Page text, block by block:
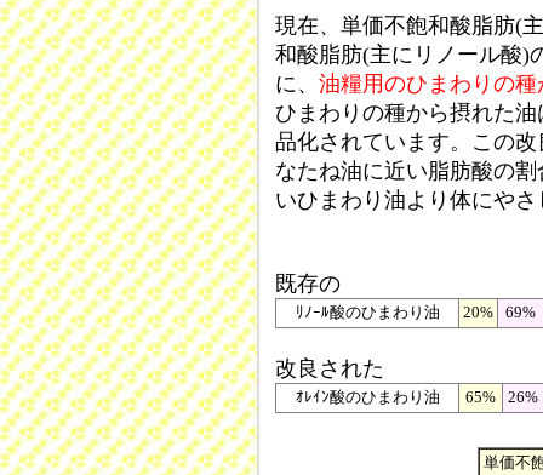
現在、単価不飽和酸脂肪(
和酸脂肪(主にリノール酸)
に、 油糧用のひまわりの
ひまわりの種から摂れた
品化されています。この
なたね油に近い脂肪酸の
いひまわり油より体にや
既存の
ﾘﾉｰﾙ酸のひまわり油 20% 69%
改良された
ｵﾚｲﾝ酸のひまわり油 65% 26%
単価不